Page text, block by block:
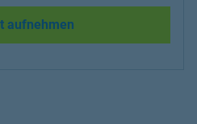
aufnehmen